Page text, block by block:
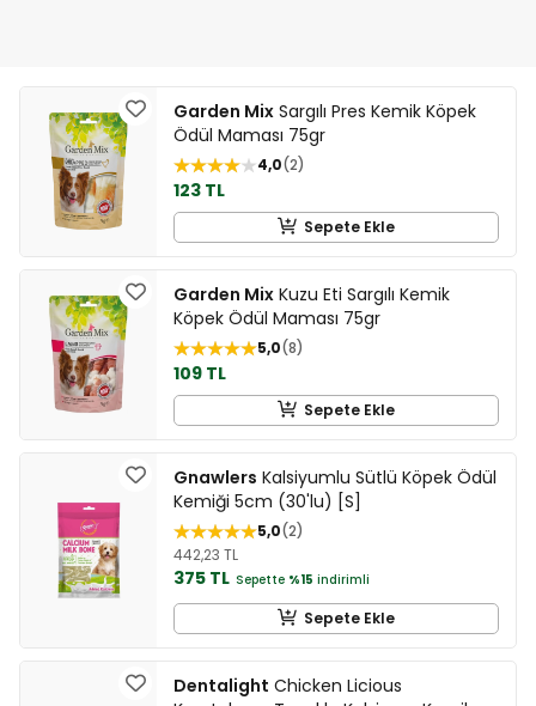
Garden Mix Sargılı Pres Kemik Köpek
Ödül Maması 75gr
4,0 2
123 TL
Sepete Ekle
Garden Mix Kuzu Eti Sargılı Kemik
Köpek Ödül Maması 75gr
5,0 8
109 TL
Sepete Ekle
Gnawlers Kalsiyumlu Sütlü Köpek Ödül
Kemiği 5cm (30'lu) [S]
5,0 2
442,23 TL
375 TL Sepette %15 indirimli
Sepete Ekle
Dentalight Chicken Licious